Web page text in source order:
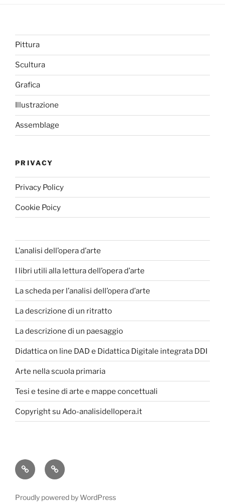
Pittura
Scultura
Grafica
Illustrazione
Assemblage
PRIVACY
Privacy Policy
Cookie Poicy
L’analisi dell’opera d’arte
I libri utili alla lettura dell’opera d’arte
La scheda per l’analisi dell’opera d’arte
La descrizione di un ritratto
La descrizione di un paesaggio
Didattica on line DAD e Didattica Digitale integrata DDI
Arte nella scuola primaria
Tesi e tesine di arte e mappe concettuali
Copyright su Ado-analisidellopera.it
Privacy
Policy
Cookie
Poicy
Proudly powered by WordPress